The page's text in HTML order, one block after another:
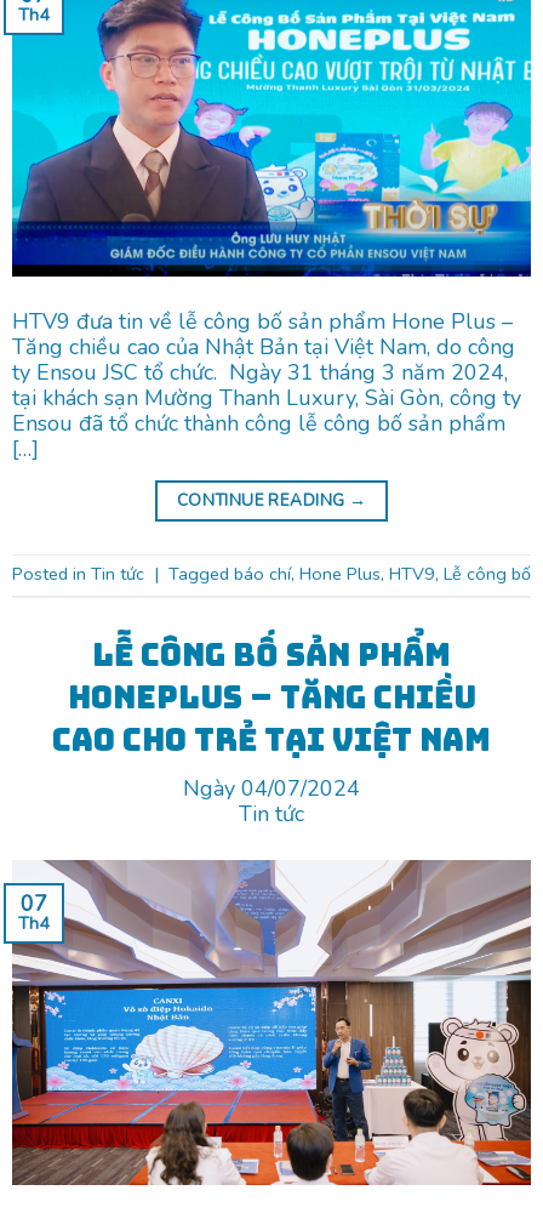
Th4
HTV9 đưa tin về lễ công bố sản phẩm Hone Plus –
Tăng chiều cao của Nhật Bản tại Việt Nam, do công
ty Ensou JSC tổ chức. Ngày 31 tháng 3 năm 2024,
tại khách sạn Mường Thanh Luxury, Sài Gòn, công ty
Ensou đã tổ chức thành công lễ công bố sản phẩm
[…]
CONTINUE READING →
Posted in Tin tức | Tagged báo chí, Hone Plus, HTV9, Lễ công bố
Lễ công bố sản phẩm
HonePlus – Tăng chiều
cao cho trẻ tại Việt Nam
Ngày 04/07/2024
Tin tức
07
Th4